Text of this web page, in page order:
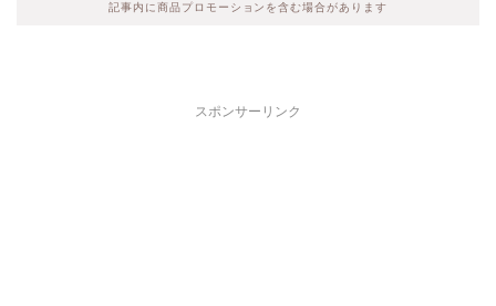
記事内に商品プロモーションを含む場合があります
スポンサーリンク